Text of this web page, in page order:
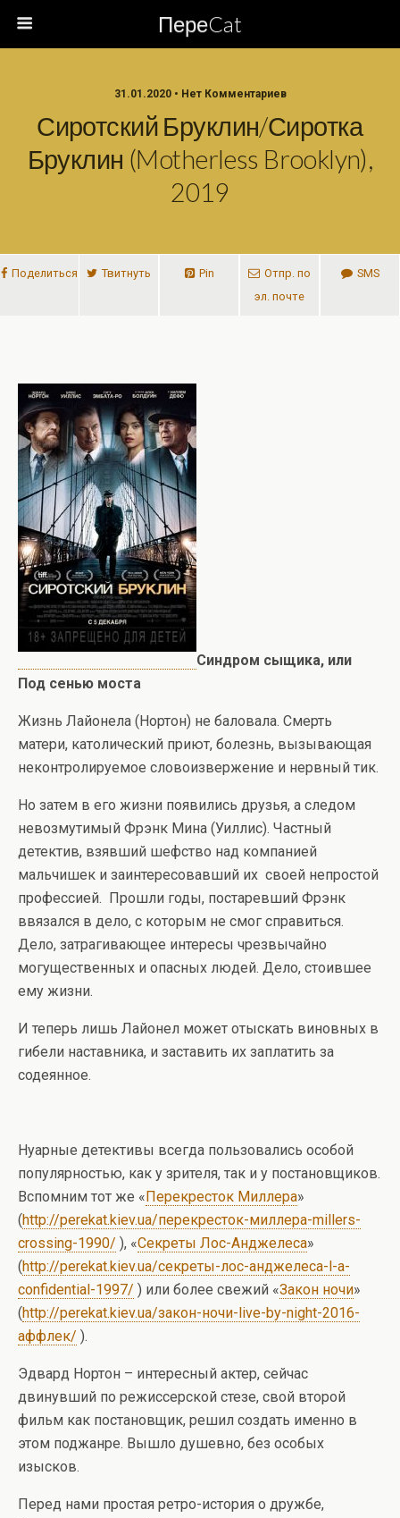
ПереCat
31.01.2020 • Нет Комментариев
Сиротский Бруклин/Сиротка
Бруклин (Motherless Brooklyn),
2019
Поделиться Твитнуть Pin
Отпр. по
эл. почте
SMS
Синдром сыщика, или
Под сенью моста
Жизнь Лайонела (Нортон) не баловала. Смерть
матери, католический приют, болезнь, вызывающая
неконтролируемое словоизвержение и нервный тик.
Но затем в его жизни появились друзья, а следом
невозмутимый Фрэнк Мина (Уиллис). Частный
детектив, взявший шефство над компанией
мальчишек и заинтересовавший их своей непростой
профессией. Прошли годы, постаревший Фрэнк
ввязался в дело, с которым не смог справиться.
Дело, затрагивающее интересы чрезвычайно
могущественных и опасных людей. Дело, стоившее
ему жизни.
И теперь лишь Лайонел может отыскать виновных в
гибели наставника, и заставить их заплатить за
содеянное.
Нуарные детективы всегда пользовались особой
популярностью, как у зрителя, так и у постановщиков.
Вспомним тот же «Перекресток Миллера»
(http://perekat.kiev.ua/перекресток-миллера-millers-
crossing-1990/ ), «Секреты Лос-Анджелеса»
(http://perekat.kiev.ua/секреты-лос-анджелеса-l-a-
confidential-1997/ ) или более свежий «Закон ночи»
(http://perekat.kiev.ua/закон-ночи-live-by-night-2016-
аффлек/ ).
Эдвард Нортон – интересный актер, сейчас
двинувший по режиссерской стезе, свой второй
фильм как постановщик, решил создать именно в
этом поджанре. Вышло душевно, без особых
изысков.
Перед нами простая ретро-история о дружбе,